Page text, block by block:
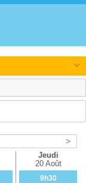
>
Jeudi
20 Août
9h30